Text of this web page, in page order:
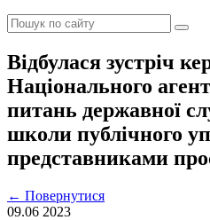
Відбулася зустріч
Національного
питань державної
школи публічного
представниками
← Повернутися
09.06 2023